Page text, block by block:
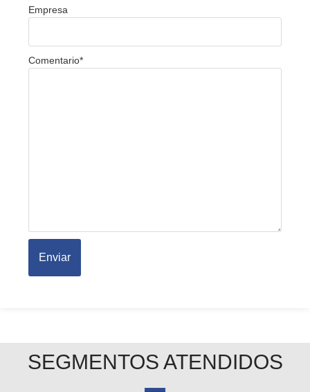
Empresa
Comentario*
Enviar
SEGMENTOS ATENDIDOS